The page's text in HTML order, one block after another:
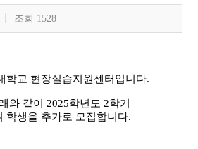
조회 1528
학교 현장실습지원센터입니다.
와 같이 2025학년도 2학기
학생을 추가로 모집합니다.